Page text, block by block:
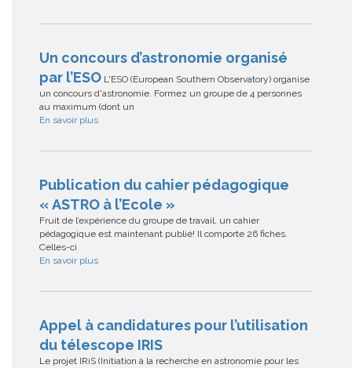
Un concours d’astronomie organisé
par l’ESO L'ESO (European Southern Observatory) organise
un concours d'astronomie. Formez un groupe de 4 personnes
au maximum (dont un
En savoir plus
Publication du cahier pédagogique
« ASTRO à l’Ecole »
Fruit de l’expérience du groupe de travail, un cahier
pédagogique est maintenant publié! Il comporte 26 fiches.
Celles-ci
En savoir plus
Appel à candidatures pour l’utilisation
du télescope IRIS
Le projet IRiS (Initiation à la recherche en astronomie pour les